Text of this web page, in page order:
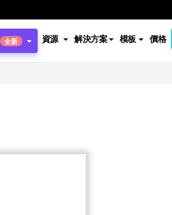
全新 資源 解決方案 模板 價格